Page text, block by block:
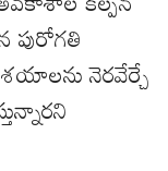
నెరవేర్చే